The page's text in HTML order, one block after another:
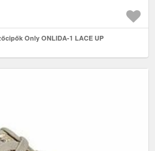
Only ONLIDA-1 LACE UP